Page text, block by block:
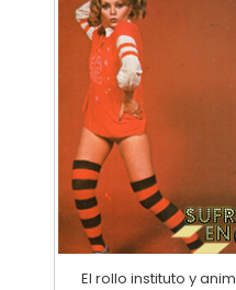
El rollo instituto y